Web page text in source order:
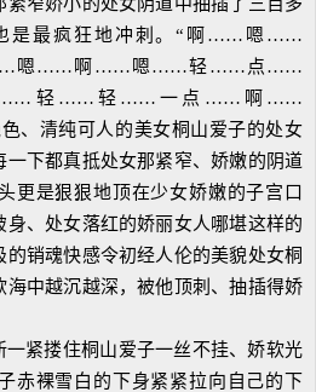
是最疯狂地冲刺。“啊……嗯……
嗯……啊……嗯……轻……点……
轻……轻……一点……啊……
、清纯可人的美女桐山爱子的处女
一下都真抵处女那紧窄、娇嫩的阴道
更是狠狠地顶在少女娇嫩的子宫口
身、处女落红的娇丽女人哪堪这样的
销魂快感令初经人伦的美貌处女桐
海中越沉越深，被他顶刺、抽插得娇
搂住桐山爱子一丝不挂、娇软光
赤裸雪白的下身紧紧拉向自己的下